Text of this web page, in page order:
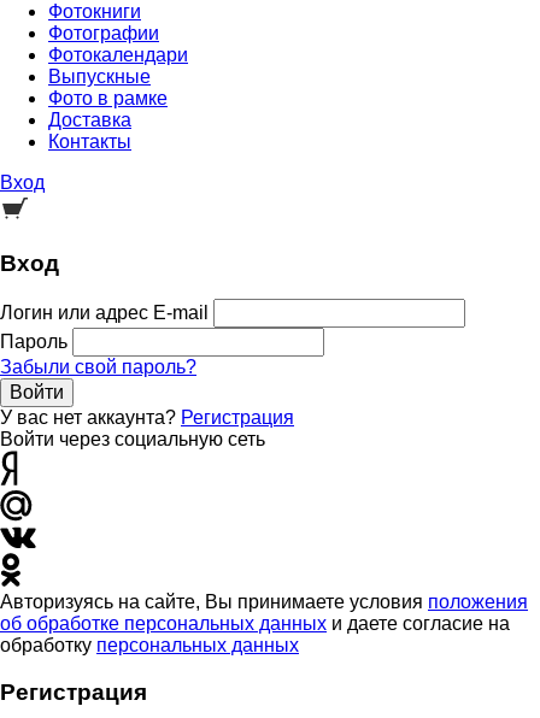
Фотокниги
Фотографии
Фотокалендари
Выпускные
Фото в рамке
Доставка
Контакты
Вход
Вход
Логин или адрес E-mail
Пароль
Забыли свой пароль?
Войти
У вас нет аккаунта? Регистрация
Войти через социальную сеть
Авторизуясь на сайте, Вы принимаете условия положения
об обработке персональных данных и даете согласие на
обработку персональных данных
Регистрация